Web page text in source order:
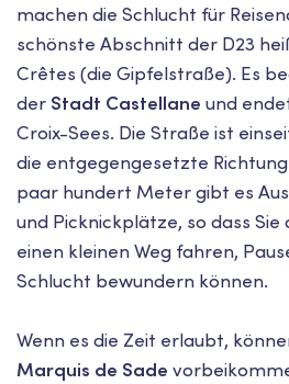
machen die Schlucht für
schönste Abschnitt der D23
Crêtes (die Gipfelstraße). Es
der Stadt Castellane und
Croix-Sees. Die Straße ist
die entgegengesetzte
paar hundert Meter gibt es
und Picknickplätze, so dass
einen kleinen Weg fahren,
Schlucht bewundern können.
Wenn es die Zeit erlaubt,
Marquis de Sade